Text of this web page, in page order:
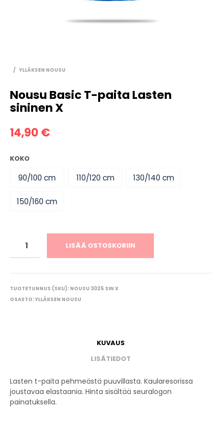
/ YLLÄKSEN NOUSU
Nousu Basic T-paita Lasten
sininen X
14,90 €
KOKO
90/100 cm 110/120 cm 130/140 cm
150/160 cm
LISÄÄ OSTOSKORIIN
TUOTETUNNUS (SKU): NOUSU 3025 SIN X
OSASTO:YLLÄKSEN NOUSU
KUVAUS
LISÄTIEDOT
Lasten t-paita pehmeästä puuvillasta. Kaularesorissa
joustavaa elastaania. Hinta sisältää seuralogon
painatuksella.